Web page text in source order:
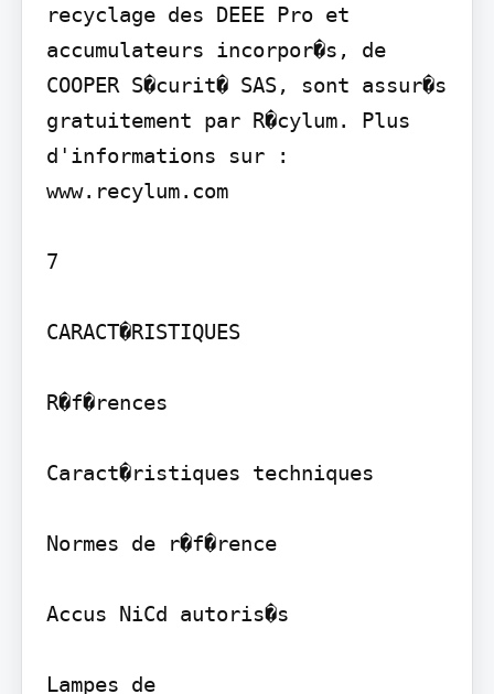
recyclage des DEEE Pro et
accumulateurs incorpor�s, de
COOPER S�curit� SAS, sont assur�s
gratuitement par R�cylum. Plus
d'informations sur :
www.recylum.com
7
CARACT�RISTIQUES
R�f�rences
Caract�ristiques techniques
Normes de r�f�rence
Accus NiCd autoris�s
Lampes de